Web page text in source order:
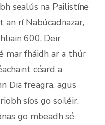
sealús na Pailistíne
an rí Nabúcadnazar,
600. Deir
mar fháidh ar a thúr
céard a
Dia freagra, agus
síos go soiléir,
go mbeadh sé